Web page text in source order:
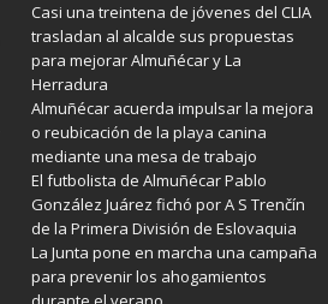
Casi una treintena de jóvenes del CLIA
trasladan al alcalde sus propuestas
para mejorar Almuñécar y La
Herradura
Almuñécar acuerda impulsar la mejora
o reubicación de la playa canina
mediante una mesa de trabajo
El futbolista de Almuñécar Pablo
González Juárez fichó por A S Trenčín
de la Primera División de Eslovaquia
La Junta pone en marcha una campaña
para prevenir los ahogamientos